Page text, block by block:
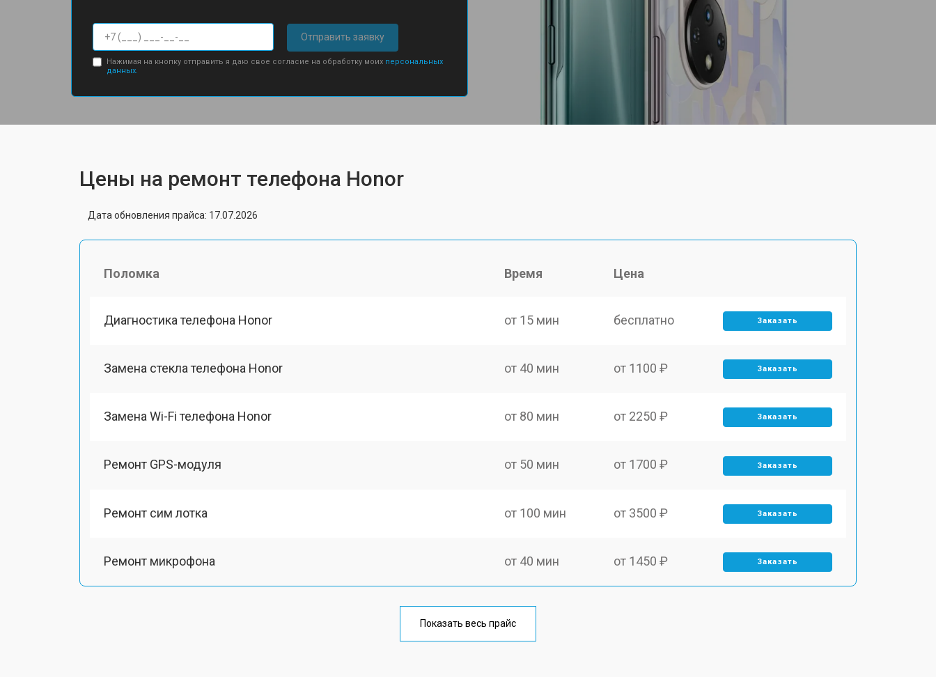
Отправить заявку
Нажимая на кнопку отправить я даю свое согласие на обработку моих персональных
данных.
Цены на ремонт телефона Honor
Дата обновления прайса: 17.07.2026
Поломка Время Цена
Диагностика телефона Honor от 15 мин бесплатно Заказать
Замена стекла телефона Honor от 40 мин от 1100 ₽ Заказать
Замена Wi-Fi телефона Honor от 80 мин от 2250 ₽ Заказать
Ремонт GPS-модуля от 50 мин от 1700 ₽ Заказать
Ремонт сим лотка от 100 мин от 3500 ₽ Заказать
Ремонт микрофона от 40 мин от 1450 ₽ Заказать
от 70 мин
Показать весь прайс